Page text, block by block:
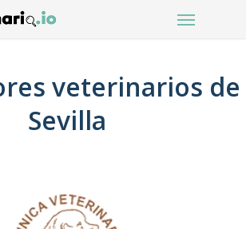
Menu
veterinarios de
Sevilla